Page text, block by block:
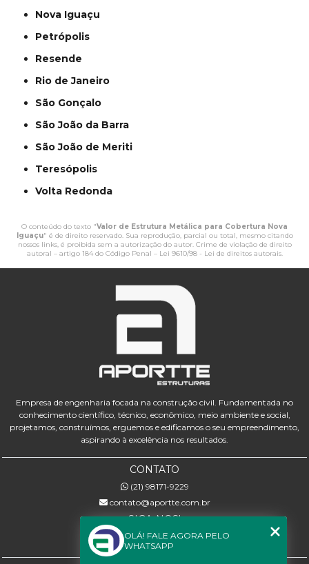
Nova Iguaçu
Petrópolis
Resende
Rio de Janeiro
São Gonçalo
São João da Barra
São João de Meriti
Teresópolis
Volta Redonda
O conteúdo do texto "Valor de Estrutura Metálica para Cobertura Nova
Iguaçu" é de direito reservado. Sua reprodução, parcial ou total, mesmo citando
nossos links, é proibida sem a autorização do autor. Crime de violação de direito
autoral – artigo 184 do Código Penal – Lei 9610/98 - Lei de direitos autorais.
Empresa de engenharia focada na construção civil. Fundamentada no
conhecimento científico, técnico, econômico, meio ambiente e social,
projetamos, construímos, erguemos e edificamos o seu empreendimento,
aspirando à excelência nos resultados.
CONTATO
(21) 98171-9229
contato@aportte.com.br
SIGA-NOS!
OLÁ! FALE AGORA PELO
WHATSAPP